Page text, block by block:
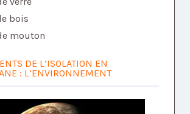
bois
mouton
DE L’ISOLATION EN
: L’ENVIRONNEMENT